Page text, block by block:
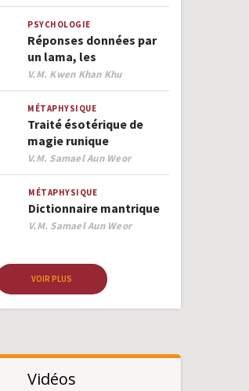
PSYCHOLOGIE
Réponses données par
un lama, les
Author
V.M. Kwen Khan Khu
MÉTAPHYSIQUE
Traité ésotérique de
magie runique
Author
V.M. Samael Aun Weor
MÉTAPHYSIQUE
Dictionnaire mantrique
Author
V.M. Samael Aun Weor
VOIR PLUS
Vidéos